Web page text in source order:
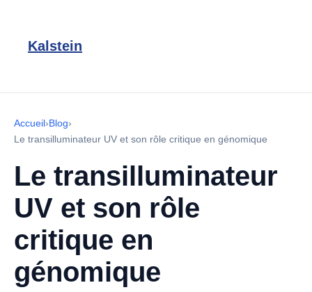
Kalstein
Accueil›Blog›
Le transilluminateur UV et son rôle critique en génomique
Le transilluminateur
UV et son rôle
critique en
génomique